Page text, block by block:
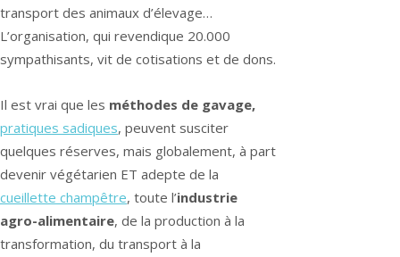
transport des animaux d’élevage…
L’organisation, qui revendique 20.000
sympathisants, vit de cotisations et de dons.
Il est vrai que les méthodes de gavage,
pratiques sadiques, peuvent susciter
quelques réserves, mais globalement, à part
devenir végétarien ET adepte de la
cueillette champêtre, toute l’industrie
agro-alimentaire, de la production à la
transformation, du transport à la